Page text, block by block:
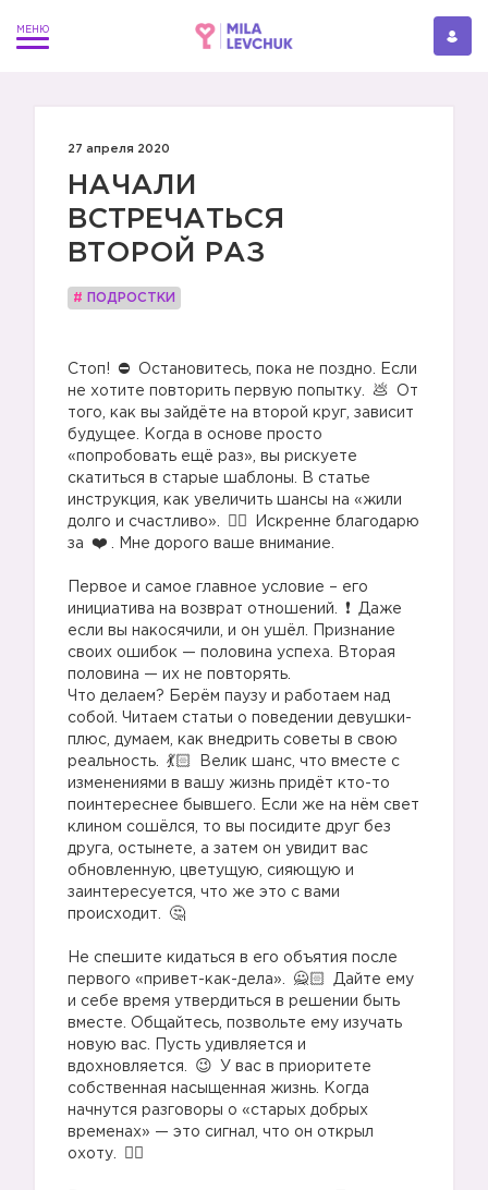
27 апреля 2020
НАЧАЛИ
ВСТРЕЧАТЬСЯ
ВТОРОЙ РАЗ
# ПОДРОСТКИ
Стоп!
Остановитесь, пока не поздно. Если
не хотите повторить первую попытку.
От
того, как вы зайдёте на второй круг, зависит
будущее. Когда в основе просто
«попробовать ещё раз», вы рискуете
скатиться в старые шаблоны. В статье
инструкция, как увеличить шансы на «жили
долго и счастливо».
Искренне благодарю
за
. Мне дорого ваше внимание.
Первое и самое главное условие – его
инициатива на возврат отношений.
Даже
если вы накосячили, и он ушёл. Признание
своих ошибок — половина успеха. Вторая
половина — их не повторять.
Что делаем? Берём паузу и работаем над
собой. Читаем статьи о поведении девушки-
плюс, думаем, как внедрить советы в свою
реальность.
Велик шанс, что вместе с
изменениями в вашу жизнь придёт кто-то
поинтереснее бывшего. Если же на нём свет
клином сошёлся, то вы посидите друг без
друга, остынете, а затем он увидит вас
обновленную, цветущую, сияющую и
заинтересуется, что же это с вами
происходит.
Не спешите кидаться в его объятия после
первого «привет-как-дела».
Дайте ему
и себе время утвердиться в решении быть
вместе. Общайтесь, позвольте ему изучать
новую вас. Пусть удивляется и
вдохновляется.
У вас в приоритете
собственная насыщенная жизнь. Когда
начнутся разговоры о «старых добрых
временах» — это сигнал, что он открыл
охоту.